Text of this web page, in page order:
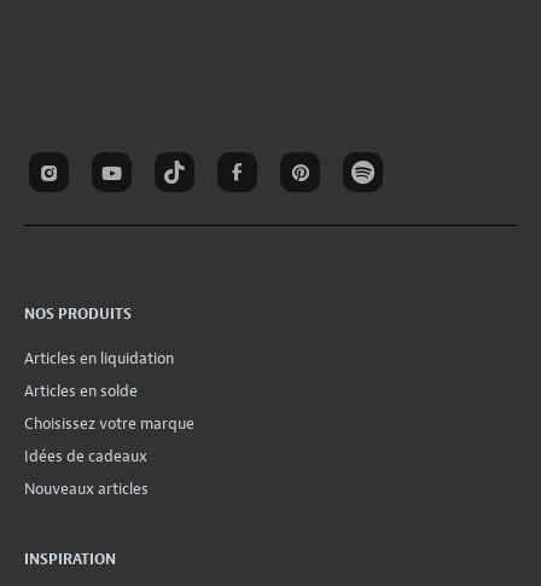
NOS PRODUITS
Articles en liquidation
Articles en solde
Choisissez votre marque
Idées de cadeaux
Nouveaux articles
INSPIRATION